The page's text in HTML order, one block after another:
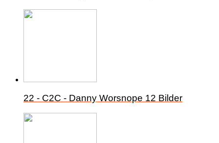
22 - C2C - Danny Worsnope 12 Bilder